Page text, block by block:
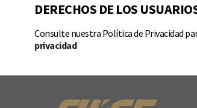
DERECHOS DE LOS
Consulte nuestra Política de Privacidad
privacidad